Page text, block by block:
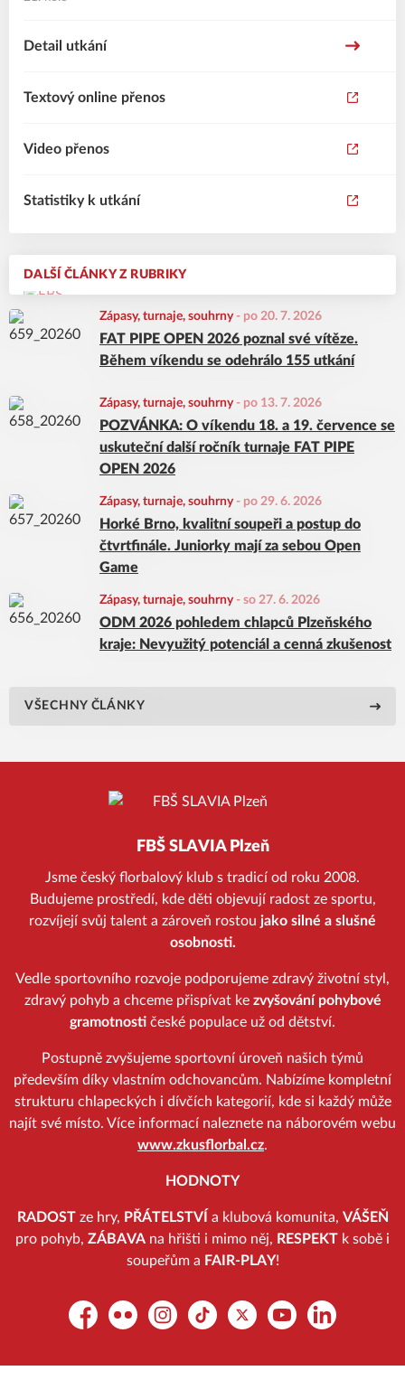
Detail utkání
Textový online přenos
Video přenos
Statistiky k utkání
DALŠÍ ČLÁNKY Z RUBRIKY
Zápasy, turnaje, souhrny - po 20. 7. 2026
FAT PIPE OPEN 2026 poznal své vítěze.
Během víkendu se odehrálo 155 utkání
Zápasy, turnaje, souhrny - po 13. 7. 2026
POZVÁNKA: O víkendu 18. a 19. července se
uskuteční další ročník turnaje FAT PIPE
OPEN 2026
Zápasy, turnaje, souhrny - po 29. 6. 2026
Horké Brno, kvalitní soupeři a postup do
čtvrtfinále. Juniorky mají za sebou Open
Game
Zápasy, turnaje, souhrny - so 27. 6. 2026
ODM 2026 pohledem chlapců Plzeňského
kraje: Nevyužitý potenciál a cenná zkušenost
VŠECHNY ČLÁNKY
FBŠ SLAVIA Plzeň
Jsme český florbalový klub s tradicí od roku 2008.
Budujeme prostředí, kde děti objevují radost ze sportu,
rozvíjejí svůj talent a zároveň rostou jako silné a slušné
osobnosti.
Vedle sportovního rozvoje podporujeme zdravý životní styl,
zdravý pohyb a chceme přispívat kezvyšování pohybové
gramotnosti české populace už od dětství.
Postupně zvyšujeme sportovní úroveň našich týmů
především díky vlastním odchovancům. Nabízíme kompletní
strukturu chlapeckých i dívčích kategorií, kde si každý může
najít své místo. Více informací naleznete na náborovém webu
www.zkusflorbal.cz.
HODNOTY
RADOSTze hry, PŘÁTELSTVÍ a klubová komunita, VÁŠEŇ
pro pohyb, ZÁBAVA na hřišti i mimo něj, RESPEKT k sobě i
soupeřům a FAIR-PLAY!
FacebookFlickr Instagram
TikTok Platform X
YouTubeLinkedIn